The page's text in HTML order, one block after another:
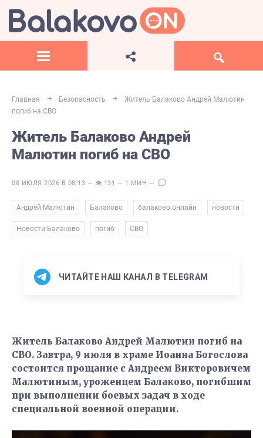
Главная Безопасность
Житель Балаково Андрей Малютин
погиб на СВО
Житель Балаково Андрей
Малютин погиб на СВО
08 ИЮЛЯ 2026 В 08:13 — 👁 131 — 1 МИН —
Андрей Малютин Балаково балаково.онлайн новости
Новости Балаково погиб СВО
ЧИТАЙТЕ НАШ КАНАЛ В TELEGRAM
Житель Балаково Андрей Малютин погиб на
СВО. Завтра, 9 июля в храме Иоанна Богослова
состоится прощание с Андреем Викторовичем
Малютиным, уроженцем Балаково, погибшим
при выполнении боевых задач в ходе
специальной военной операции.